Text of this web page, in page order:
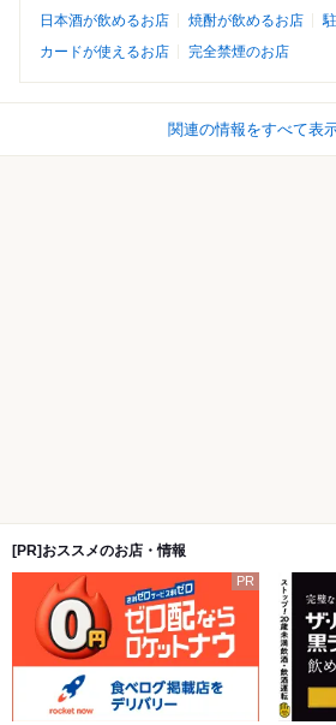
日本酒が飲めるお店
焼酎が飲めるお店
カードが使えるお店
完全禁煙のお店
関連の情報をすべて表
[PR]おススメのお店・情報
PR